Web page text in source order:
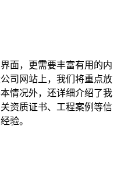
面，更需要丰富有用的内
司网站上，我们将重点放
情况外，还详细介绍了我
资质证书、工程案例等信
验。